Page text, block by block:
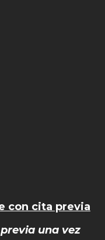
con cita previa
una vez